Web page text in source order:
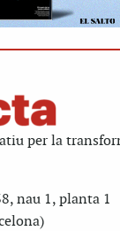
per la
nau 1, planta 1